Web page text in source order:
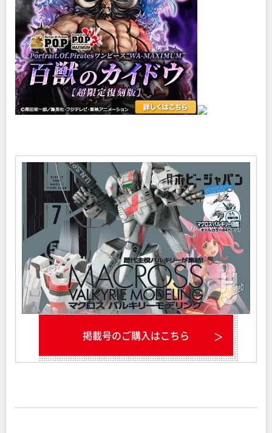
掲載号のご購入はこちら